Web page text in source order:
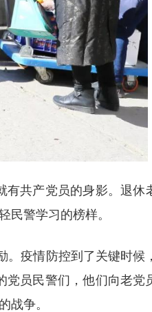
共产党员的身影。退休
民警学习的榜样。
疫情防控到了关键时候
员民警们，他们向老党
战争。